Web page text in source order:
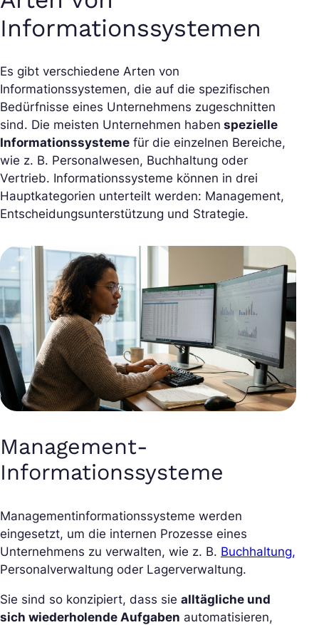
Informationssystemen
Es gibt verschiedene Arten von
Informationssystemen, die auf die spezifischen
Bedürfnisse eines Unternehmens zugeschnitten
sind. Die meisten Unternehmen haben spezielle
Informationssysteme für die einzelnen Bereiche,
wie z. B. Personalwesen, Buchhaltung oder
Vertrieb. Informationssysteme können in drei
Hauptkategorien unterteilt werden: Management,
Entscheidungsunterstützung und Strategie.
Management-
Informationssysteme
Managementinformationssysteme werden
eingesetzt, um die internen Prozesse eines
Unternehmens zu verwalten, wie z. B. Buchhaltung,
Personalverwaltung oder Lagerverwaltung.
Sie sind so konzipiert, dass sie alltägliche und
sich wiederholende Aufgaben automatisieren,